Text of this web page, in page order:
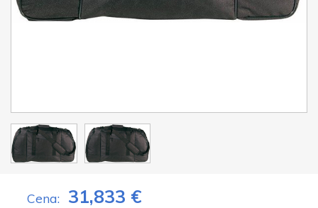
Cena: 31,833 €